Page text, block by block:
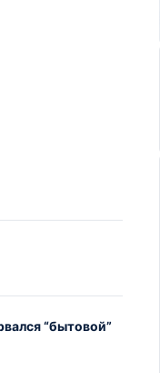
“бытовой”